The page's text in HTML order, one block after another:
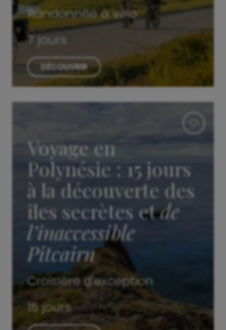
Randonnée à vélo
7 jours
DÉCOUVRIR
Voyage en
Polynésie : 15 jours
à la découverte des
îles secrètes etde
l’inaccessible
Pitcairn
Croisière d'exception
15 jours